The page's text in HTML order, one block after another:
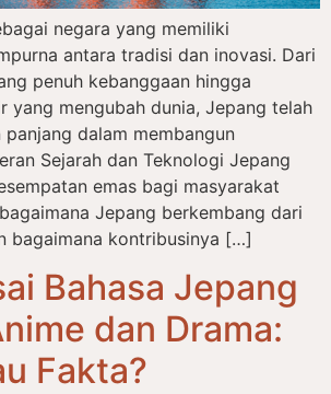
negara yang memiliki
antara tradisi dan inovasi. Dari
penuh kebanggaan hingga
yang mengubah dunia, Jepang telah
panjang dalam membangun
Sejarah dan Teknologi Jepang
emas bagi masyarakat
Jepang berkembang dari
bagaimana kontribusinya […]
Bahasa Jepang
dan Drama:
Fakta?